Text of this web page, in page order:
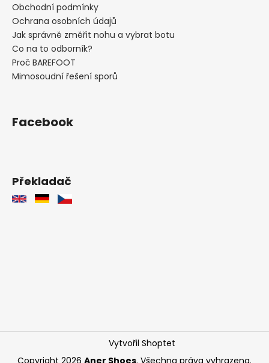
Obchodní podmínky
Ochrana osobních údajů
Jak správně změřit nohu a vybrat botu
Co na to odborník?
Proč BAREFOOT
Mimosoudní řešení sporů
Facebook
Překladač
Vytvořil Shoptet
Copyright 2026 Aner Shoes. Všechna práva vyhrazena.